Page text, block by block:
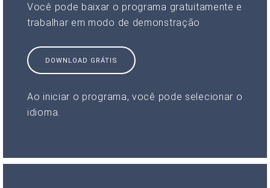
Você pode baixar o programa gratuitamente e
trabalhar em modo de demonstração
DOWNLOAD GRÁTIS
Ao iniciar o programa, você pode selecionar o
idioma.